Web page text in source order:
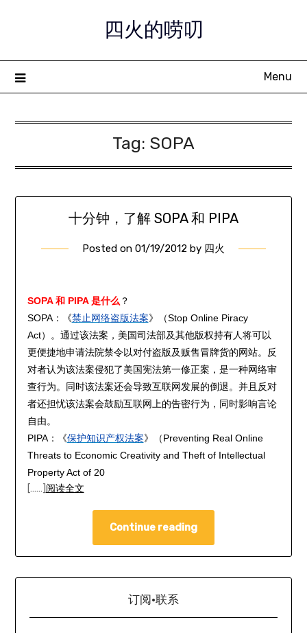
四火的唠叨
Menu
Tag: SOPA
十分钟，了解 SOPA 和 PIPA
Posted on 01/19/2012 by 四火
SOPA 和 PIPA 是什么 ？
SOPA：《禁止网络盗版法案》（Stop Online Piracy
Act）。通过该法案，美国司法部及其他版权持有人将可以
更便捷地申请法院禁令以对付盗版及贩售冒牌货的网站。反
对者认为该法案侵犯了美国宪法第一修正案，是一种网络审
查行为。同时该法案还会导致互联网发展的倒退。并且反对
者还担忧该法案会鼓励互联网上的告密行为，同时影响言论
自由。
PIPA：《保护知识产权法案》（Preventing Real Online
Threats to Economic Creativity and Theft of Intellectual
Property Act of 20
[……] 阅读全文
Continue reading
订阅·联系